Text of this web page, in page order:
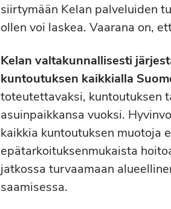
siirtymään Kelan palveluiden
ollen voi laskea. Vaarana on,
Kelan valtakunnallisesti
kuntoutuksen kaikkialla
toteutettavaksi, kuntoutuksen
asuinpaikkansa vuoksi.
kaikkia kuntoutuksen muotoja
epätarkoituksenmukaista
jatkossa turvaamaan
saamisessa.